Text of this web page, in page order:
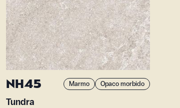
NH45 Marmo Opaco morbido
Tundra